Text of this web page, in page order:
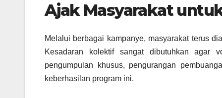
Ajak Masyarakat
Melalui berbagai kampanye, masyarakat terus
Kesadaran kolektif sangat dibutuhkan agar
pengumpulan khusus, pengurangan
keberhasilan program ini.